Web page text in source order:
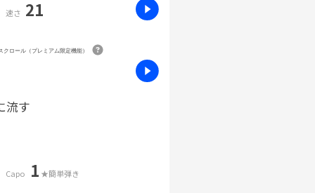
速さ 21
クロール（プレミアム限定機能）
流す
Capo 1 ★簡単弾き